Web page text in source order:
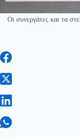
Οι συνεργάτες και τα